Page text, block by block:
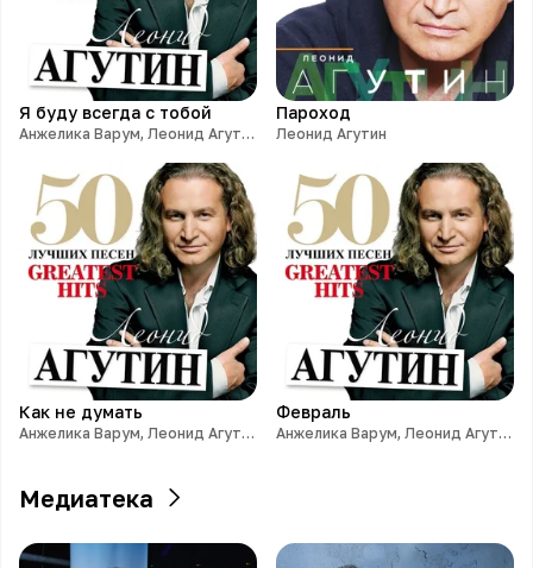
Я буду всегда с тобой
Анжелика Варум, Леонид Агутин
Пароход
Леонид Агутин
Как не думать
Анжелика Варум, Леонид Агутин
Февраль
Анжелика Варум, Леонид Агутин
Медиатека